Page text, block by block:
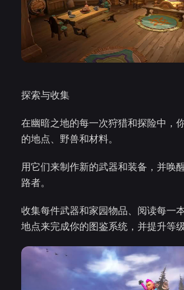
探索与收集
在幽暗之地的每一次狩猎和探险中，
的地点、野兽和材料。
用它们来制作新的武器和装备，并唤
路者。
收集每件武器和家园物品、阅读每一
地点来完成你的图鉴系统，并提升等级